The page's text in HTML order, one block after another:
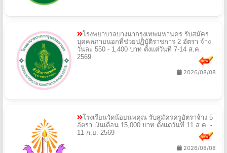
โรงพยาบาลบางนากรุงเทพมหานคร รับสมัคร
บุคคลภายนอกที่ช่วยปฏิบัติราชการ 2 อัตรา จ้าง
วันละ 550 - 1,400 บาท ตั้งแต่วันที่ 7-14 ส.ค.
2569
2026/08/08
โรงเรียนวัดน้อยนพคุณ รับสมัครครูอัตราจ้าง 5
อัตรา เงินเดือน 15,000 บาท ตั้งแต่วันที่ 11 ส.ค. -
11 ก.ย. 2569
2026/08/08